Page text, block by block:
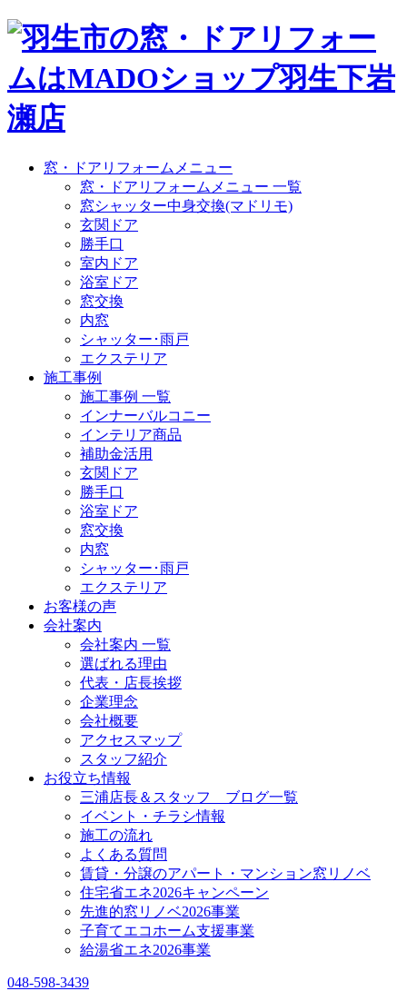
窓・ドアリフォームメニュー
窓・ドアリフォームメニュー 一覧
窓シャッター中身交換(マドリモ)
玄関ドア
勝手口
室内ドア
浴室ドア
窓交換
内窓
シャッター･雨戸
エクステリア
施工事例
施工事例 一覧
インナーバルコニー
インテリア商品
補助金活用
玄関ドア
勝手口
浴室ドア
窓交換
内窓
シャッター･雨戸
エクステリア
お客様の声
会社案内
会社案内 一覧
選ばれる理由
代表・店長挨拶
企業理念
会社概要
アクセスマップ
スタッフ紹介
お役立ち情報
三浦店長＆スタッフ ブログ一覧
イベント・チラシ情報
施工の流れ
よくある質問
賃貸・分譲のアパート・マンション窓リノベ
住宅省エネ2026キャンペーン
先進的窓リノベ2026事業
子育てエコホーム支援事業
給湯省エネ2026事業
048-598-3439